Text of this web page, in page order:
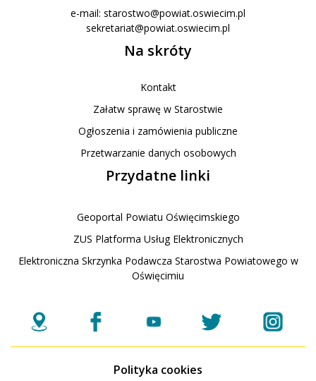
e-mail: starostwo@powiat.oswiecim.pl
sekretariat@powiat.oswiecim.pl
Na skróty
Kontakt
Załatw sprawę w Starostwie
Ogłoszenia i zamówienia publiczne
Przetwarzanie danych osobowych
Przydatne linki
Geoportal Powiatu Oświęcimskiego
ZUS Platforma Usług Elektronicznych
Elektroniczna Skrzynka Podawcza Starostwa Powiatowego w
Oświęcimiu
Polityka cookies